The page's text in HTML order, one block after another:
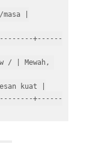
|
+------
/ | Mewah,
kuat |
+------